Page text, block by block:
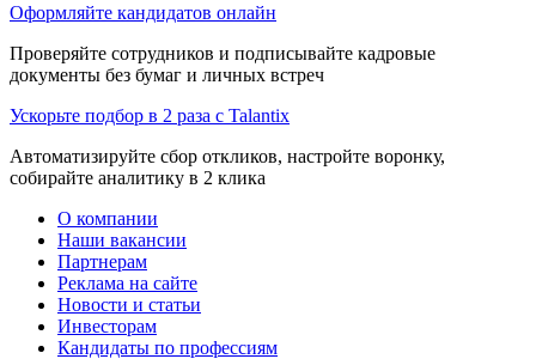
Оформляйте кандидатов онлайн
Проверяйте сотрудников и подписывайте кадровые
документы без бумаг и личных встреч
Ускорьте подбор в 2 раза с Talantix
Автоматизируйте сбор откликов, настройте воронку,
собирайте аналитику в 2 клика
О компании
Наши вакансии
Партнерам
Реклама на сайте
Новости и статьи
Инвесторам
Кандидаты по профессиям